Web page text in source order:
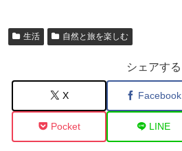
生活 自然と旅を楽しむ
シェアする
X Facebook
Pocket LINE